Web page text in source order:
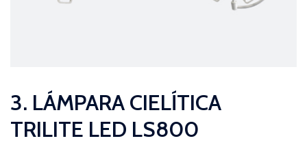
3. LÁMPARA CIELÍTICA
TRILITE LED LS800